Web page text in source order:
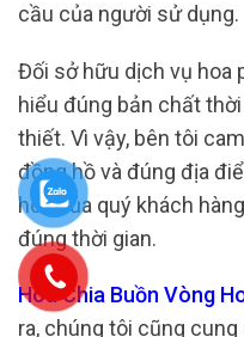
cầu của người sử dụng.
Đối sở hữu dịch vụ hoa
hiểu đúng bản chất
thiết. Vì vậy, bên tôi
đồng hồ và đúng địa
hoa của quý khách
đúng thời gian.
Hoa Chia Buồn Vòng
ra, chúng tôi cũng